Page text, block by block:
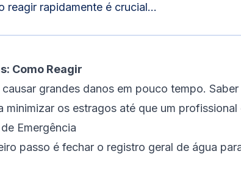
reagir rapidamente é crucial...
Como Reagir
grandes danos em pouco tempo.
minimizar os estragos até que um profissional
Emergência
passo é fechar o registro geral de água